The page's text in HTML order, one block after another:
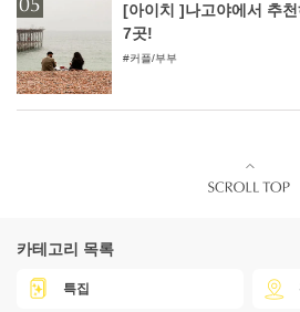
[아이치 ]나고야에서 추
7곳!
커플/부부
카테고리 목록
특집